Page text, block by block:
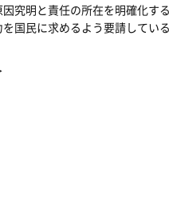
因究明と責任の所在を明確化す
国民に求めるよう要請している